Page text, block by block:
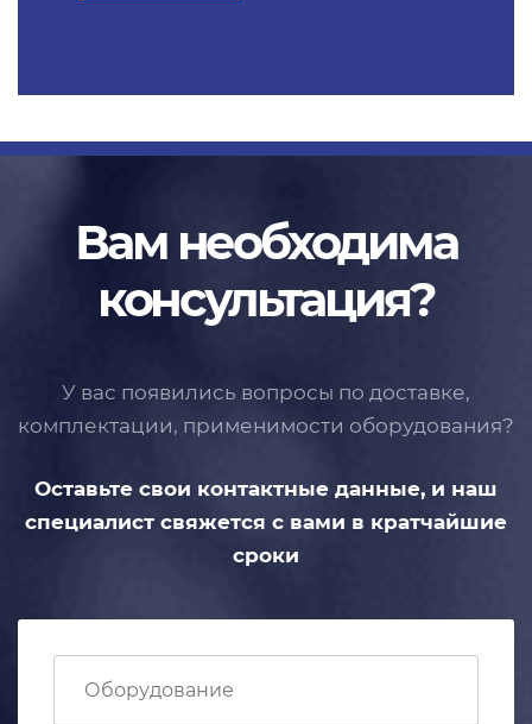
Вам необходима
консультация?
У вас появились вопросы по доставке,
комплектации, применимости оборудования?
Оставьте свои контактные данные, и наш
специалист свяжется с вами в кратчайшие
сроки